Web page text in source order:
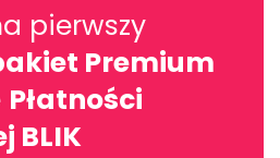
pierwszy
Premium
Płatności
BLIK